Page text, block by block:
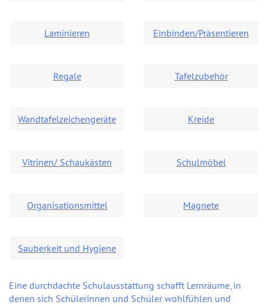
Laminieren Einbinden/Präsentieren
Regale Tafelzubehör
Wandtafelzeichengeräte Kreide
Vitrinen/ Schaukästen Schulmöbel
Organisationsmittel Magnete
Sauberkeit und Hygiene
Eine durchdachte Schulausstattung schafft Lernräume, in
denen sich Schülerinnen und Schüler wohlfühlen und